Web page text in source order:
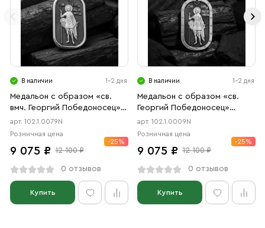
В наличии 1-2 дня
Медальон с образом «св.
вмч. Георгий Победоносец»
чернение
арт. 102.1.0079N
Розничная цена
9 075 ₽ 12 100 ₽
-25%
0 отзывов
Купить
В наличии 1-2 дня
Медальон с образом «св.
Георгий Победоносец»
чернение
арт. 102.1.0009N
Розничная цена
9 075 ₽ 12 100 ₽
-25%
0 отзывов
Купить